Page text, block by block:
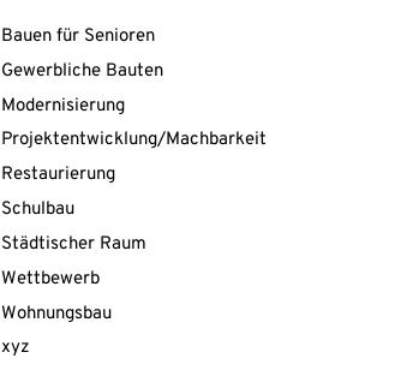
Bauen für Senioren
Gewerbliche Bauten
Modernisierung
Projektentwicklung/Machbarkeitsstudie
Restaurierung
Schulbau
Städtischer Raum
Wettbewerb
Wohnungsbau
xyz